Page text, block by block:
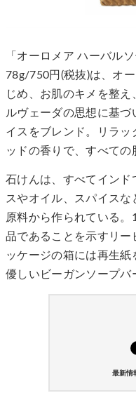
「オーロメア ハーバル
78g/750円(税抜)は、オ
じめ、お肌のキメを整
ルヴェーダの思想に基
イスをブレンド。リラッ
ッドの香りで、すべての
石けんは、すべてインド
スやオイル、スパイス
原料から作られている
品であることを示すリ
ッケージの箱には再生
優しいビーガンソープバ
最新情